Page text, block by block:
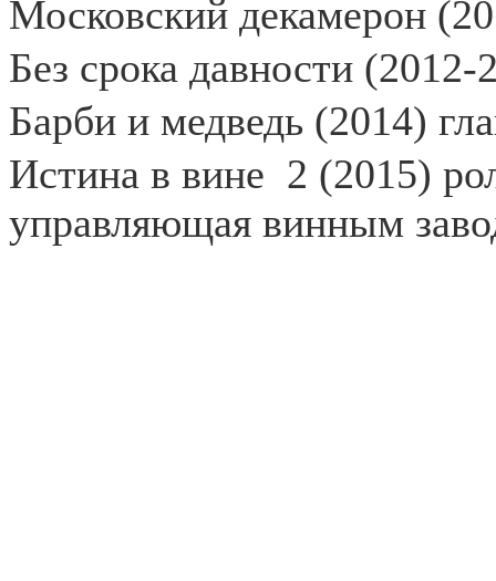
Московский декамерон
Без срока давности (2012-
Барби и медведь (2014)
Истина в вине 2 (2015)
управляющая винным